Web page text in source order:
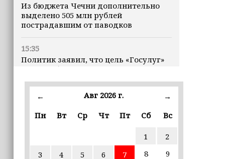
Из бюджета Чечни дополнительно
выделено 505 млн рублей
пострадавшим от паводков
15:35
Политик заявил, что цель «Госулуг»
— стать большой
Избирательные участки Шатоя
готовы к приёму голосов
15:02
← Авг 2026 г.
→
Пн
Вт Ср Чт Пт Сб Вс
1
2
3
4 5 6 7 8
9